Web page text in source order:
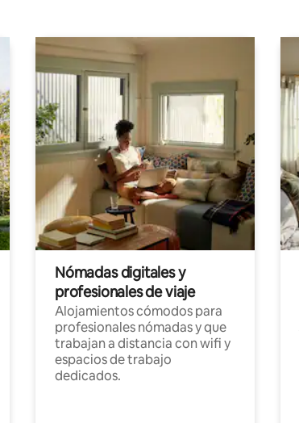
Nómadas digitales y
profesionales de viaje
Alojamientos cómodos para
profesionales nómadas y que
trabajan a distancia con wifi y
espacios de trabajo
dedicados.